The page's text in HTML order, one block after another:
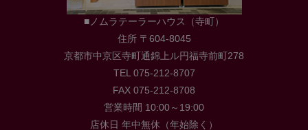
■ノムラテーラーハウス（寺町）
住所 〒604-8045
京都市中京区寺町通錦上ル円福寺前町278
TEL 075-212-8707
FAX 075-212-8708
営業時間 10:00～19:00
店休日 年中無休（年始除く）